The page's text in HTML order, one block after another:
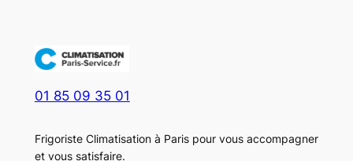
01 85 09 35 01
Frigoriste Climatisation à Paris pour vous accompagner
et vous satisfaire.